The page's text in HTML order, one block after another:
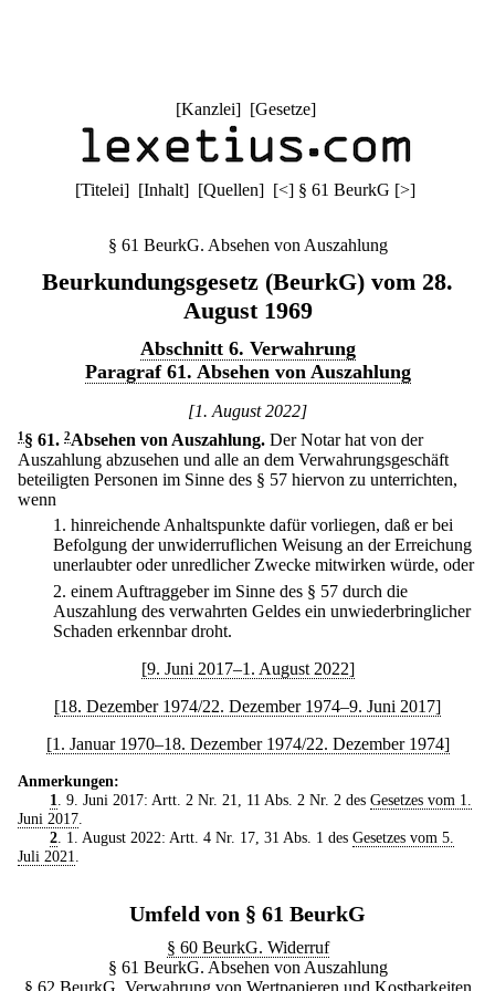
[Kanzlei] [Gesetze]
[Titelei] [Inhalt] [Quellen] [<] § 61 BeurkG [>]
§ 61 BeurkG. Absehen von Auszahlung
Beurkundungsgesetz (BeurkG) vom 28.
August 1969
Abschnitt 6. Verwahrung
Paragraf 61. Absehen von Auszahlung
[1. August 2022]
1 § 61. 2Absehen von Auszahlung. Der Notar hat von der
Auszahlung abzusehen und alle an dem Verwahrungsgeschäft
beteiligten Personen im Sinne des § 57 hiervon zu unterrichten,
wenn
1. hinreichende Anhaltspunkte dafür vorliegen, daß er bei
Befolgung der unwiderruflichen Weisung an der Erreichung
unerlaubter oder unredlicher Zwecke mitwirken würde, oder
2. einem Auftraggeber im Sinne des § 57 durch die
Auszahlung des verwahrten Geldes ein unwiederbringlicher
Schaden erkennbar droht.
[9. Juni 2017–1. August 2022]
[18. Dezember 1974/22. Dezember 1974–9. Juni 2017]
[1. Januar 1970–18. Dezember 1974/22. Dezember 1974]
Anmerkungen:
1
. 9. Juni 2017: Artt. 2 Nr. 21, 11 Abs. 2 Nr. 2 des Gesetzes vom 1.
Juni 2017
2. 1. August 2022: Artt. 4 Nr. 17, 31 Abs. 1 des Gesetzes vom 5.
Juli 2021
Umfeld von § 61 BeurkG
§ 60 BeurkG. Widerruf
§ 61 BeurkG. Absehen von Auszahlung
§ 62 BeurkG. Verwahrung von Wertpapieren und Kostbarkeiten